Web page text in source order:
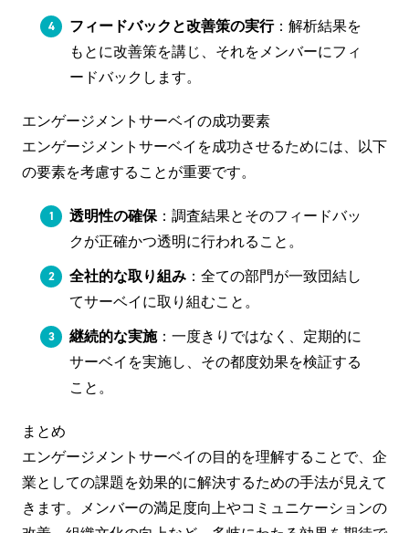
フィードバックと改善策の実行：解析結果を
もとに改善策を講じ、それをメンバーにフィ
ードバックします。
エンゲージメントサーベイの成功要素
エンゲージメントサーベイを成功させるためには、以下
の要素を考慮することが重要です。
透明性の確保 ：調査結果とそのフィードバッ
クが正確かつ透明に行われること。
全社的な取り組み ：全ての部門が一致団結し
てサーベイに取り組むこと。
継続的な実施：一度きりではなく、定期的に
サーベイを実施し、その都度効果を検証する
こと。
まとめ
エンゲージメントサーベイの目的を理解することで、企
業としての課題を効果的に解決するための手法が見えて
きます。メンバーの満足度向上やコミュニケーションの